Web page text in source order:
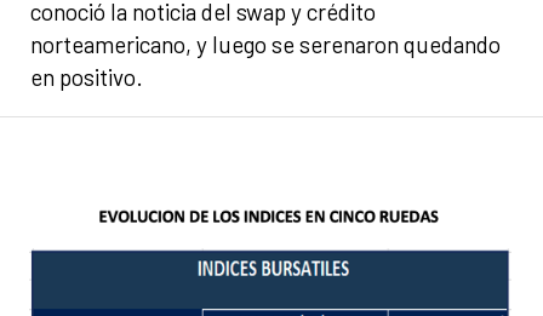
conoció la noticia del swap y crédito
norteamericano, y luego se serenaron quedando
en positivo.